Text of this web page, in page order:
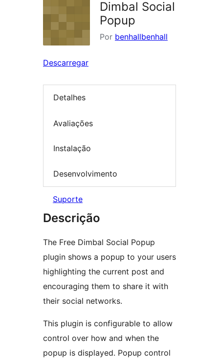
Dimbal Social
Popup
Por benhallbenhall
Descarregar
Detalhes
Avaliações
Instalação
Desenvolvimento
Suporte
Descrição
The Free Dimbal Social Popup
plugin shows a popup to your users
highlighting the current post and
encouraging them to share it with
their social networks.
This plugin is configurable to allow
control over how and when the
popup is displayed. Popup control